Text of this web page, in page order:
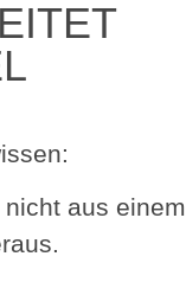
aus einem